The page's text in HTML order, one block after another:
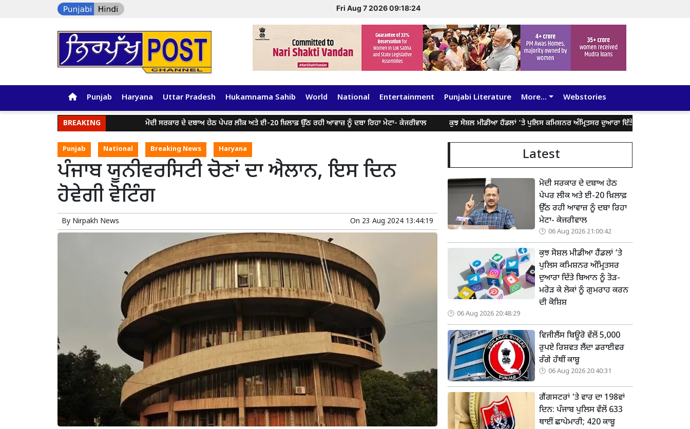
Fri Aug 7 2026 09:18:24
Punjab Haryana Uttar Pradesh Hukamnama Sahib World National Entertainment Punjabi Literature More... Webstories
BREAKING ਮੋਦੀ ਸਰਕਾਰ ਦੇ ਦਬਾਅ ਹੇਠ ਪੇਪਰ ਲੀਕ ਅਤੇ ਈ-20 ਖ਼ਿਲਾਫ਼ ਉੱਠ ਰਹੀ ਆਵਾਜ਼ ਨੂੰ ਦਬਾ ਰਿਹਾ ਮੇਟਾ- ਕੇਜਰੀਵਾਲ ਕੁਝ ਸੋਸ਼ਲ ਮੀਡੀਆ ਹੈਂਡਲਾਂ ’ਤੇ ਪੁਲਿਸ ਕਮਿਸ਼ਨਰ ਅੰਮ੍ਰਿਤਸਰ ਦੁਆਰਾ ਦਿੱਤੇ ਬਿਆਨ ਨੂੰ ਤੋੜ-ਮਰੋੜ ਕੇ ਲੋਕਾਂ
Punjab National Breaking News Haryana
ਪੰਜਾਬ ਯੂਨੀਵਰਸਿਟੀ ਚੋਣਾਂ ਦਾ ਐਲਾਨ, ਇਸ ਦਿਨ
ਹੋਵੇਗੀ ਵੋਟਿੰਗ
By Nirpakh News On 23 Aug 2024 13:44:19
Latest
ਮੋਦੀ ਸਰਕਾਰ ਦੇ ਦਬਾਅ ਹੇਠ
ਪੇਪਰ ਲੀਕ ਅਤੇ ਈ-20 ਖ਼ਿਲਾਫ਼
ਉੱਠ ਰਹੀ ਆਵਾਜ਼ ਨੂੰ ਦਬਾ ਰਿਹਾ
ਮੇਟਾ- ਕੇਜਰੀਵਾਲ
06 Aug 2026 21:00:42
ਕੁਝ ਸੋਸ਼ਲ ਮੀਡੀਆ ਹੈਂਡਲਾਂ ’ਤੇ
ਪੁਲਿਸ ਕਮਿਸ਼ਨਰ ਅੰਮ੍ਰਿਤਸਰ
ਦੁਆਰਾ ਦਿੱਤੇ ਬਿਆਨ ਨੂੰ ਤੋੜ-
ਮਰੋੜ ਕੇ ਲੋਕਾਂ ਨੂੰ ਗੁਮਰਾਹ ਕਰਨ
ਦੀ ਕੋਸ਼ਿਸ਼
06 Aug 2026 20:48:29
ਵਿਜੀਲੈਂਸ ਬਿਊਰੋ ਵੱਲੋਂ 5,000
ਰੁਪਏ ਰਿਸ਼ਵਤ ਲੈਂਦਾ ਡਰਾਈਵਰ
ਰੰਗੇ ਹੱਥੀਂ ਕਾਬੂ
06 Aug 2026 20:40:31
ਗੈਂਗਸਟਰਾਂ 'ਤੇ ਵਾਰ ਦਾ 198ਵਾਂ
ਦਿਨ: ਪੰਜਾਬ ਪੁਲਿਸ ਵੱਲੋਂ 633
ਥਾਈਂ ਛਾਪੇਮਾਰੀ; 420 ਕਾਬੂ